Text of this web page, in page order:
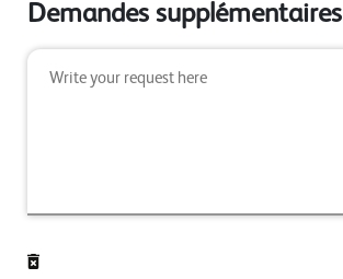
Demandes supplémentaires